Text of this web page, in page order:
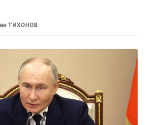
ТИХОНОВ